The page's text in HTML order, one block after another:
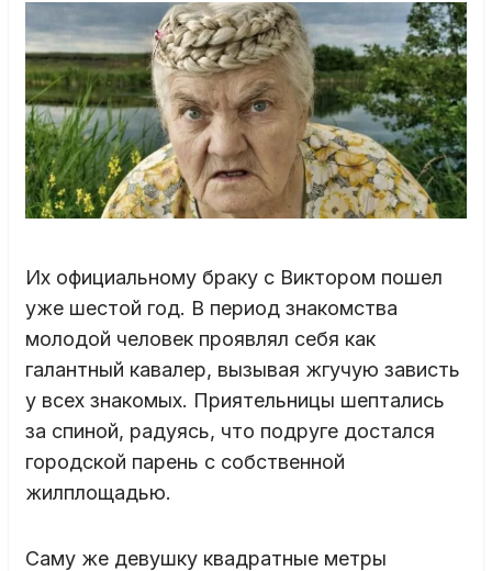
Их официальному браку с Виктором пошел
уже шестой год. В период знакомства
молодой человек проявлял себя как
галантный кавалер, вызывая жгучую зависть
у всех знакомых. Приятельницы шептались
за спиной, радуясь, что подруге достался
городской парень с собственной
жилплощадью.
Саму же девушку квадратные метры